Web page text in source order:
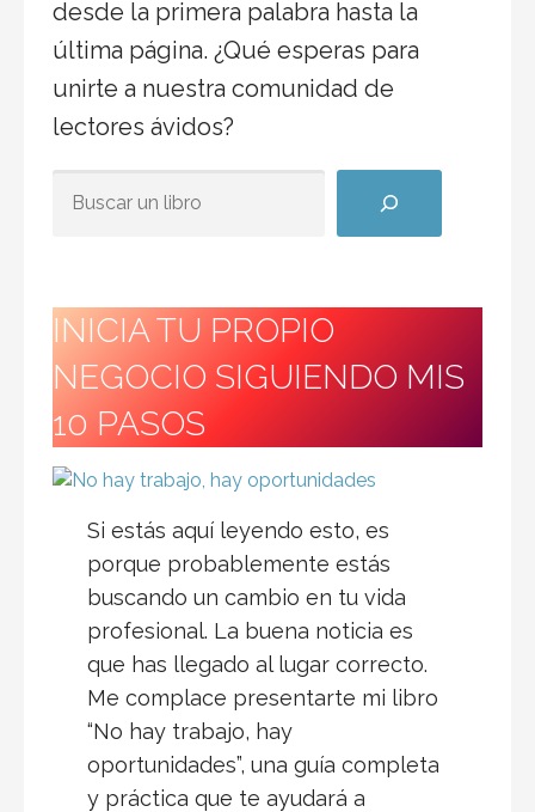
desde la primera palabra hasta la
última página. ¿Qué esperas para
unirte a nuestra comunidad de
lectores ávidos?
INICIA TU PROPIO
NEGOCIO SIGUIENDO MIS
10 PASOS
Si estás aquí leyendo esto, es
porque probablemente estás
buscando un cambio en tu vida
profesional. La buena noticia es
que has llegado al lugar correcto.
Me complace presentarte mi libro
“No hay trabajo, hay
oportunidades”, una guía completa
y práctica que te ayudará a